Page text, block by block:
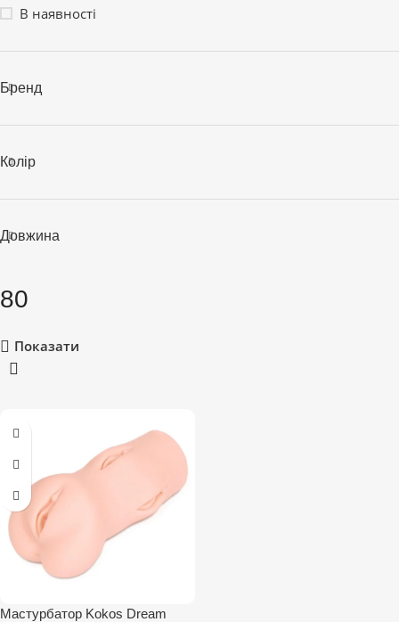
В наявності
Бренд
Колір
Довжина
80
Показати
Мастурбатор Kokos Dream